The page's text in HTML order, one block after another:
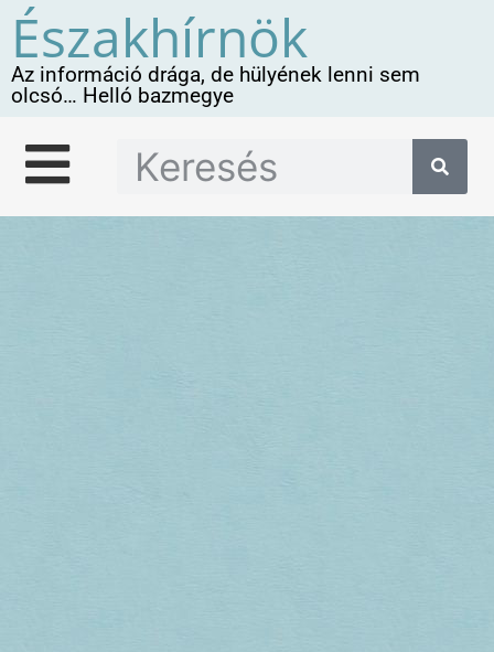
Északhírnök
Az információ drága, de hülyének lenni sem
olcsó… Helló bazmegye